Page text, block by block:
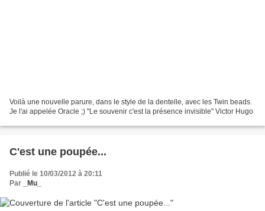
Voilà une nouvelle parure, dans le style de la dentelle, avec les Twin beads.
Je l'ai appelée Oracle ;) "Le souvenir c'est la présence invisible" Victor Hugo
C'est une poupée...
Publié le 10/03/2012 à 20:11
Par
_Mu_